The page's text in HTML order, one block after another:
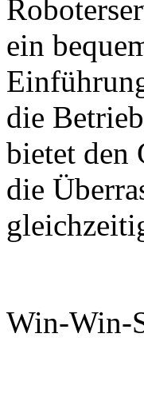
ein
die
bietet den
die
Win-Win-